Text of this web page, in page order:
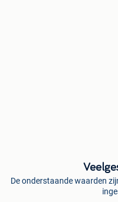
De onderstaande waarden